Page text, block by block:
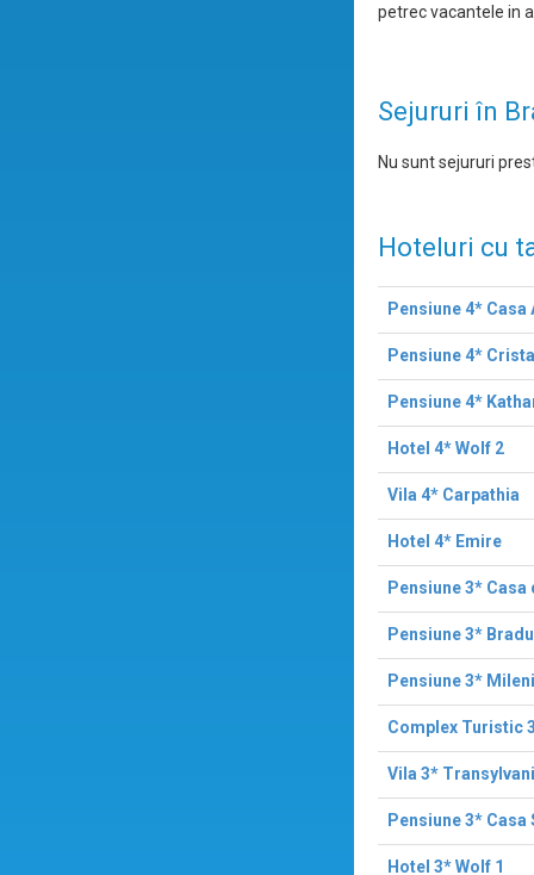
petrec vacantele in
Sejururi în
Nu sunt sejururi
Hoteluri cu
Pensiune 4* Casa
Pensiune 4*
Pensiune 4*
Hotel 4* Wolf 2
Vila 4* Carpathia
Hotel 4* Emire
Pensiune 3* Casa
Pensiune 3*
Pensiune 3*
Complex Turistic
Vila 3*
Pensiune 3* Casa
Hotel 3* Wolf 1